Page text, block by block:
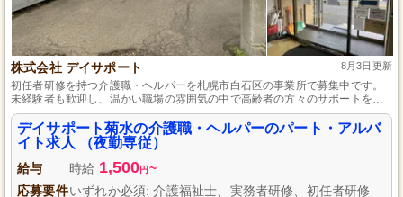
株式会社 デイサポート 8月3日更新
初任者研修を持つ介護職・ヘルパーを札幌市白石区の事業所で募集中です。
未経験者も歓迎し、温かい職場の雰囲気の中で高齢者の方々のサポートを行
っています。家庭や学業とも両立しやすいシフト制で、無理なく働けます。
地域に根ざした働きがいのある仕事を始めませんか？
デイサポート菊水の介護職・ヘルパーのパート・アルバ
イト求人 （夜勤専従）
給与 時給 1,500円 ~
応募要件いずれか必須: 介護福祉士、実務者研修、初任者研修